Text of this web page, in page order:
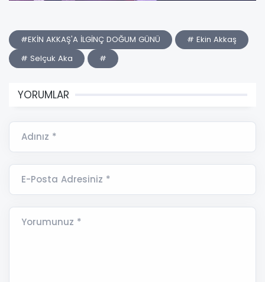
#EKİN AKKAŞ'A İLGİNÇ DOĞUM GÜNÜ
# Ekin Akkaş
# Selçuk Aka
#
YORUMLAR
Adınız *
E-Posta Adresiniz *
Yorumunuz *